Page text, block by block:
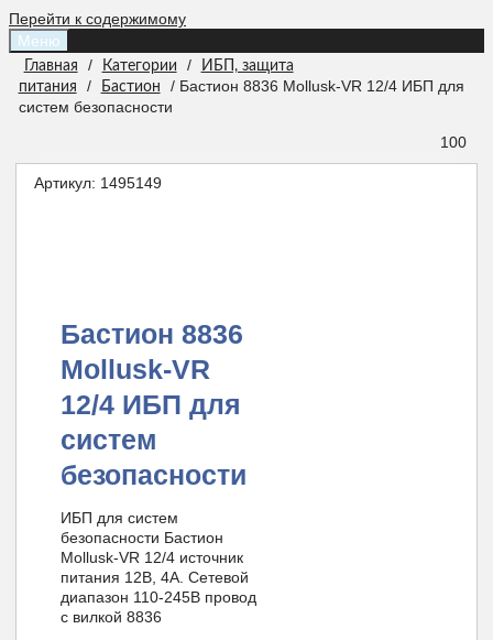
Перейти к содержимому
Меню
Главная / Категории /
ИБП, защита
питания
/ Бастион
/ Бастион 8836 Mollusk-VR 12/4 ИБП для
систем безопасности
100
Артикул: 1495149
Бастион 8836
Mollusk-VR
12/4 ИБП для
систем
безопасности
ИБП для систем
безопасности Бастион
Mollusk-VR 12/4 источник
питания 12В, 4А. Сетевой
диапазон 110-245В провод
с вилкой 8836